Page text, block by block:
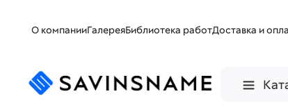
О компанииГалереяБиблиотека работДоставка и